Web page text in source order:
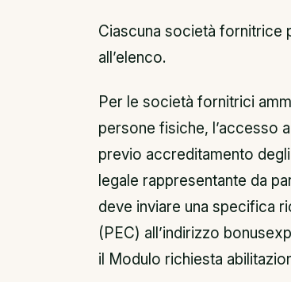
Ciascuna società fornitrice
all’elenco.
Per le società fornitrici
persone fisiche, l’accesso
previo accreditamento
legale rappresentante da
deve inviare una specifica
(PEC) all’indirizzo
il Modulo richiesta